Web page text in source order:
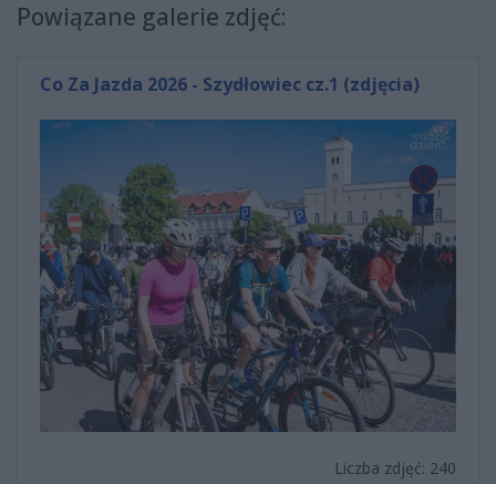
Powiązane galerie zdjęć:
Co Za Jazda 2026 - Szydłowiec cz.1 (zdjęcia)
Liczba zdjęć: 240